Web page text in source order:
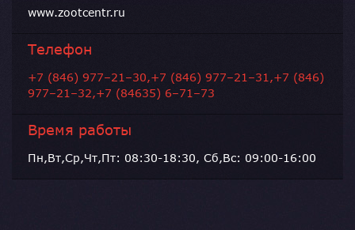
www.zootcentr.ru
Телефон
+7 (846) 977–21–30,+7 (846) 977–21–31,+7 (846)
977–21–32,+7 (84635) 6–71–73
Время работы
Пн,Вт,Ср,Чт,Пт: 08:30-18:30, Сб,Вс: 09:00-16:00